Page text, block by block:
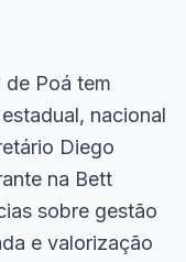
de Poá tem
nacional
Diego
na Bett
sobre gestão
e valorização